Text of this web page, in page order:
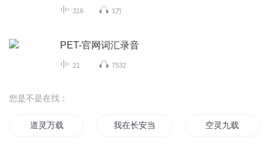
316 1万
PET-官网词汇录音
21 7532
您是不是在找：
道灵万载 我在长安当判官 空灵九载